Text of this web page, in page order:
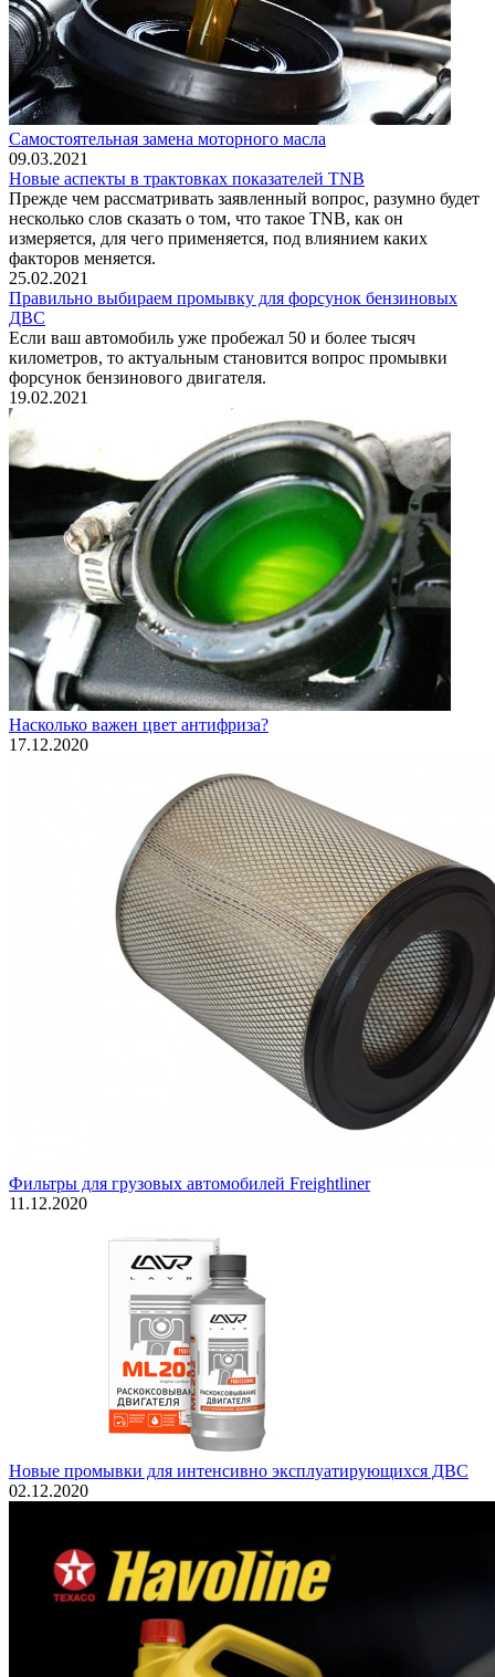
Самостоятельная замена моторного масла
09.03.2021
Новые аспекты в трактовках показателей TNB
Прежде чем рассматривать заявленный вопрос, разумно будет
несколько слов сказать о том, что такое TNB, как он
измеряется, для чего применяется, под влиянием каких
факторов меняется.
25.02.2021
Правильно выбираем промывку для форсунок бензиновых
ДВС
Если ваш автомобиль уже пробежал 50 и более тысяч
километров, то актуальным становится вопрос промывки
форсунок бензинового двигателя.
19.02.2021
Насколько важен цвет антифриза?
17.12.2020
Фильтры для грузовых автомобилей Freightliner
11.12.2020
Новые промывки для интенсивно эксплуатирующихся ДВС
02.12.2020